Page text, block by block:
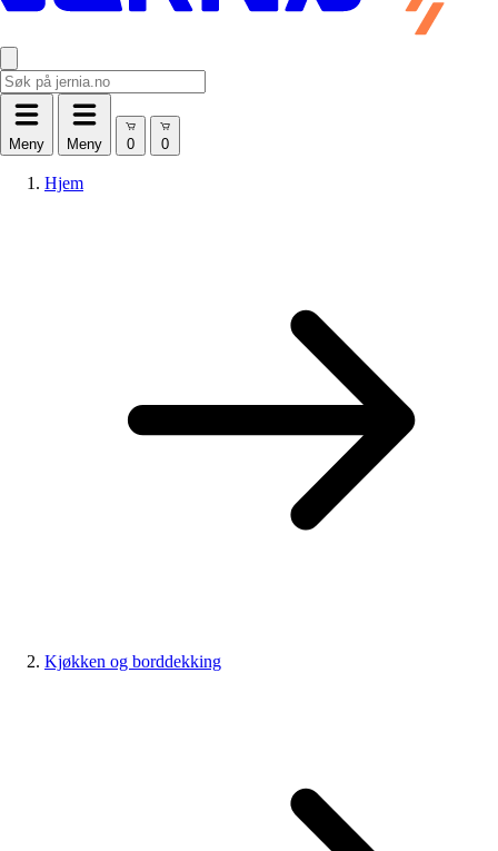
Meny Meny
Hjem
Kjøkken og borddekking